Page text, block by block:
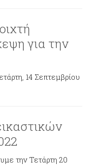
για την
14 Σεπτεμβρίου
την Τετάρτη 20